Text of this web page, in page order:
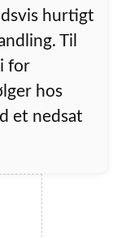
hurtigt
Til
for
hos
et nedsat